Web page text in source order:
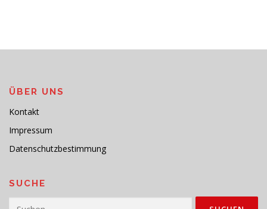
ÜBER UNS
Kontakt
Impressum
Datenschutzbestimmung
SUCHE